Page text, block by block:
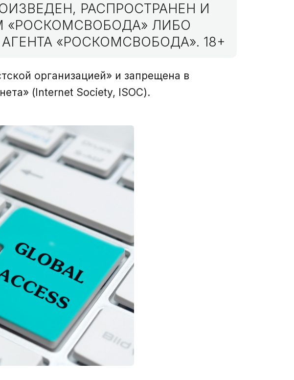
РАСПРОСТРАНЕН И
«РОСКОМСВОБОДА» ЛИБО
«РОСКОМСВОБОДА». 18+
организацией» и запрещена в
(Internet Society, ISOC).